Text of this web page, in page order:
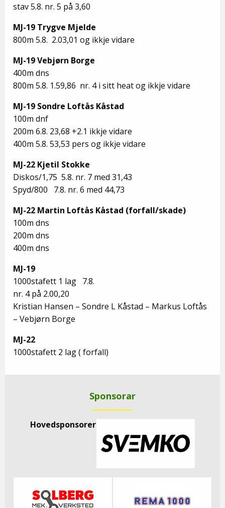
stav 5.8. nr. 5 på 3,60
MJ-19 Trygve Mjelde
800m 5.8. 2.03,01 og ikkje vidare
MJ-19 Vebjørn Borge
400m dns
800m 5.8. 1.59,86 nr. 4 i sitt heat og ikkje vidare
MJ-19 Sondre Loftås Kåstad
100m dnf
200m 6.8. 23,68 +2.1 ikkje vidare
400m 5.8. 53,53 pers og ikkje vidare
MJ-22 Kjetil Stokke
Diskos/1,75 5.8. nr. 7 med 31,43
Spyd/800 7.8. nr. 6 med 44,73
MJ-22 Martin Loftås Kåstad (forfall/skade)
100m dns
200m dns
400m dns
MJ-19
1000stafett 1 lag 7.8.
nr. 4 på 2.00,20
Kristian Hansen – Sondre L Kåstad – Markus Loftås
– Vebjørn Borge
MJ-22
1000stafett 2 lag ( forfall)
Sponsorar
Hovedsponsorer